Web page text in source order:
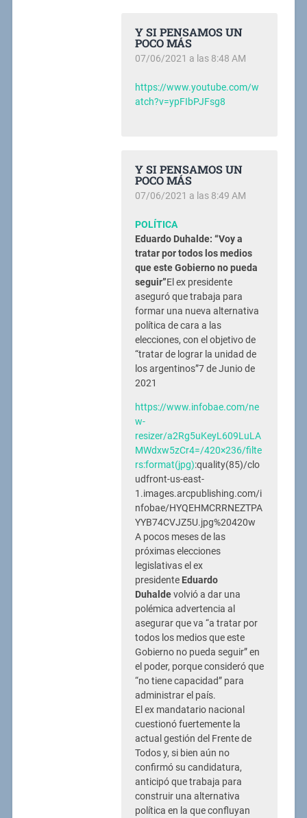
Y SI PENSAMOS UN
POCO MÁS
07/06/2021 a las 8:48 AM
https://www.youtube.com/w
atch?v=ypFIbPJFsg8
Y SI PENSAMOS UN
POCO MÁS
07/06/2021 a las 8:49 AM
POLÍTICA
Eduardo Duhalde: “Voy a
tratar por todos los medios
que este Gobierno no pueda
seguir”El ex presidente
aseguró que trabaja para
formar una nueva alternativa
política de cara a las
elecciones, con el objetivo de
“tratar de lograr la unidad de
los argentinos”7 de Junio de
2021
https://www.infobae.com/ne
w-
resizer/a2Rg5uKeyL609LuLA
MWdxw5zCr4=/420×236/filte
rs:format(jpg):quality(85)/clo
udfront-us-east-
1.images.arcpublishing.com/i
nfobae/HYQEHMCRRNEZTPA
YYB74CVJZ5U.jpg%20420w
A pocos meses de las
próximas elecciones
legislativas el ex
presidente Eduardo
Duhaldevolvió a dar una
polémica advertencia al
asegurar que va “a tratar por
todos los medios que este
Gobierno no pueda seguir” en
el poder, porque consideró que
“no tiene capacidad” para
administrar el país.
El ex mandatario nacional
cuestionó fuertemente la
actual gestión del Frente de
Todos y, si bien aún no
confirmó su candidatura,
anticipó que trabaja para
construir una alternativa
política en la que confluyan